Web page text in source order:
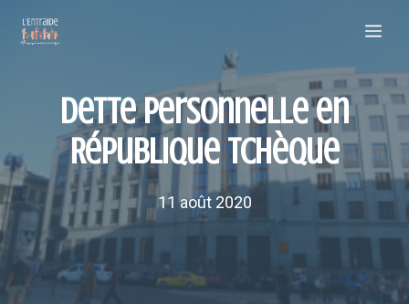
Dette personnelle en
République tchèque
11 août 2020